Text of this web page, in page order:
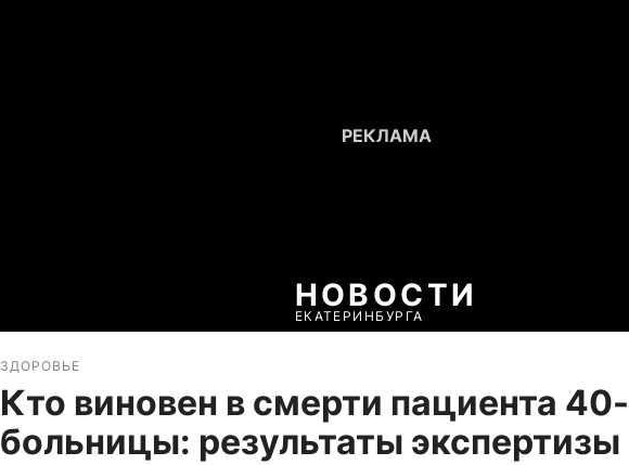
НОВОСТИ
ЕКАТЕРИНБУРГА
ЗДОРОВЬЕ
Кто виновен в смерти пациента
больницы: результаты экспертизы